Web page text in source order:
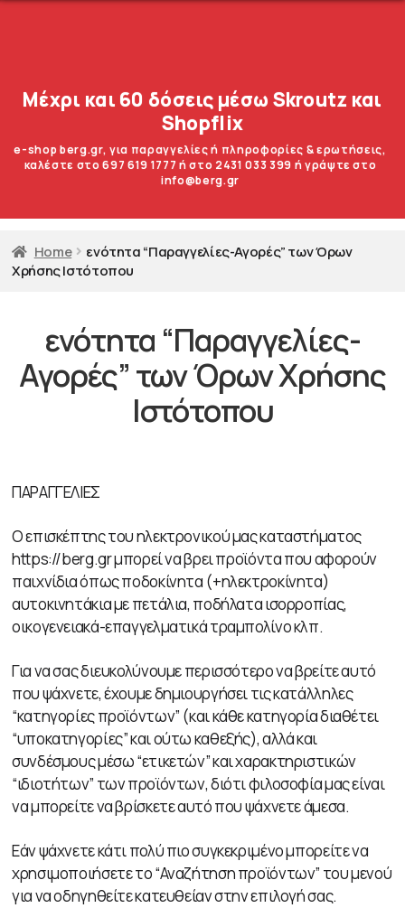
Μέχρι και 60 δόσεις μέσω Skroutz και
Shopflix
e-shop berg.gr, για παραγγελίες ή πληροφορίες & ερωτήσεις,
καλέστε στο 697 619 1777 ή στο 2431 033 399 ή γράψτε στο
info@berg.gr
Home
ενότητα “Παραγγελίες-Αγορές” των Όρων
Χρήσης Ιστότοπου
ενότητα “Παραγγελίες-
Αγορές” των Όρων Χρήσης
Ιστότοπου
ΠΑΡΑΓΓΕΛΙΕΣ
Ο επισκέπτης του ηλεκτρονικού μας καταστήματος
https://berg.gr μπορεί να βρει προϊόντα που αφορούν
παιχνίδια όπως ποδοκίνητα (+ηλεκτροκίνητα)
αυτοκινητάκια με πετάλια, ποδήλατα ισορροπίας,
οικογενειακά-επαγγελματικά τραμπολίνο κλπ.
Για να σας διευκολύνουμε περισσότερο να βρείτε αυτό
που ψάχνετε, έχουμε δημιουργήσει τις κατάλληλες
“κατηγορίες προϊόντων” (και κάθε κατηγορία διαθέτει
“υποκατηγορίες” και ούτω καθεξής), αλλά και
συνδέσμους μέσω “ετικετών” και χαρακτηριστικών
“ιδιοτήτων” των προϊόντων, διότι φιλοσοφία μας είναι
να μπορείτε να βρίσκετε αυτό που ψάχνετε άμεσα.
Εάν ψάχνετε κάτι πολύ πιο συγκεκριμένο μπορείτε να
χρησιμοποιήσετε το “Αναζήτηση προϊόντων” του μενού
για να οδηγηθείτε κατευθείαν στην επιλογή σας.